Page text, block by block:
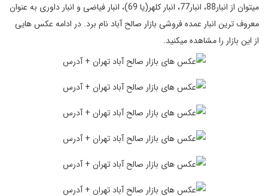
میتوان از انبار88، انبار77، انبار کلهر(یا 69)، انبار فیاضی و انبار داوری به عنوان
معروف ترین انبار عمده فروشی بازار صالح آباد نام برد. در ادامه عکس هایی
از این بازار را مشاهده میکنید.